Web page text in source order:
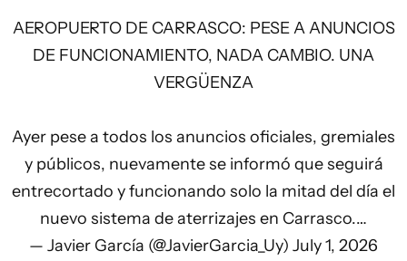
AEROPUERTO DE CARRASCO: PESE A ANUNCIOS
DE FUNCIONAMIENTO, NADA CAMBIO. UNA
VERGÜENZA
Ayer pese a todos los anuncios oficiales, gremiales
y públicos, nuevamente se informó que seguirá
entrecortado y funcionando solo la mitad del día el
nuevo sistema de aterrizajes en Carrasco.…
— Javier García (@JavierGarcia_Uy) July 1, 2026